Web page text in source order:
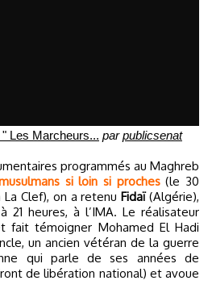
Les Marcheurs... parpublicsenat
si loin si proches(le 30
La Clef), on a retenu Fidaï(Algérie),
21 heures, à l’IMA. Le réalisateur
fait témoigner Mohamed El Hadi
un ancien vétéran de la guerre
qui parle de ses années de
de libération national) et avoue